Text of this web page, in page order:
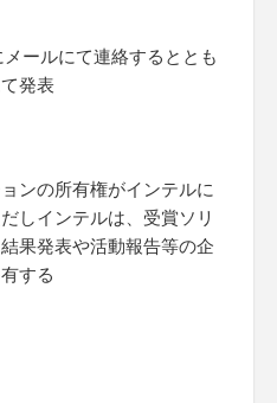
ールにて連絡するととも
発表
ンの所有権がインテルに
しインテルは、受賞ソリ
果発表や活動報告等の企
する